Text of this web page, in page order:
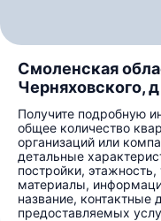
Смоленская
Черняховского,
Получите подробную
общее количество
организаций или
детальные
постройки,
материалы,
название, контактные
предоставляемых